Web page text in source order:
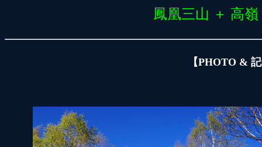
鳳凰三山 ＋ 高嶺
【PHOTO &